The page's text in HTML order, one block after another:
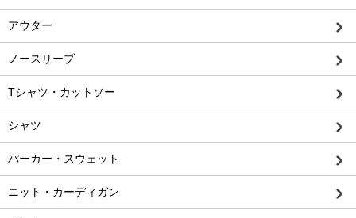
アウター
ノースリーブ
Tシャツ・カットソー
シャツ
パーカー・スウェット
ニット・カーディガン